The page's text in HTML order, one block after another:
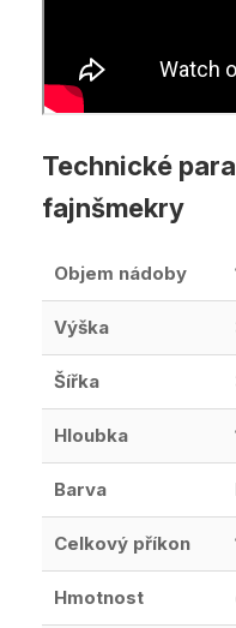
Technické
fajnšmekry
Objem nádoby
Výška
Šířka
Hloubka
Barva
Celkový příkon
Hmotnost